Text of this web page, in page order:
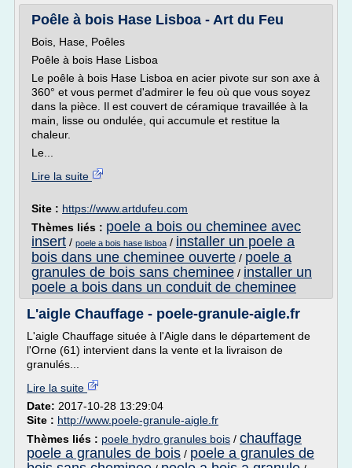
Poêle à bois Hase Lisboa - Art du Feu
Bois, Hase, Poêles
Poêle à bois Hase Lisboa
Le poêle à bois Hase Lisboa en acier pivote sur son axe à
360° et vous permet d'admirer le feu où que vous soyez
dans la pièce. Il est couvert de céramique travaillée à la
main, lisse ou ondulée, qui accumule et restitue la
chaleur.
Le...
Lire la suite
Site : https://www.artdufeu.com
Thèmes liés : poele a bois ou cheminee avec
insert / poele a bois hase lisboa / installer un poele a
bois dans une cheminee ouverte / poele a
granules de bois sans cheminee / installer un
poele a bois dans un conduit de cheminee
L'aigle Chauffage - poele-granule-aigle.fr
L'aigle Chauffage située à l'Aigle dans le département de
l'Orne (61) intervient dans la vente et la livraison de
granulés...
Lire la suite
Date: 2017-10-28 13:29:04
Site : http://www.poele-granule-aigle.fr
Thèmes liés : poele hydro granules bois / chauffage
poele a granules de bois / poele a granules de